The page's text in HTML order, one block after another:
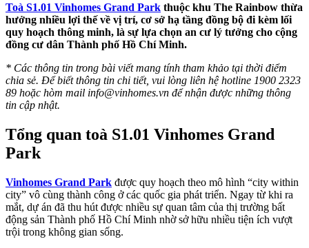
Toà S1.01 Vinhomes Grand Park thuộc khu The Rainbow thừa
hưởng nhiều lợi thế về vị trí, cơ sở hạ tầng đồng bộ đi kèm lối
quy hoạch thông minh, là sự lựa chọn an cư lý tưởng cho cộng
đồng cư dân Thành phố Hồ Chí Minh.
* Các thông tin trong bài viết mang tính tham khảo tại thời điểm
chia sẻ. Để biết thông tin chi tiết, vui lòng liên hệ hotline 1900 2323
89 hoặc hòm mail info@vinhomes.vn để nhận được những thông
tin cập nhật.
Tổng quan toà S1.01 Vinhomes Grand
Park
Vinhomes Grand Park được quy hoạch theo mô hình “city within
city” vô cùng thành công ở các quốc gia phát triển. Ngay từ khi ra
mắt, dự án đã thu hút được nhiều sự quan tâm của thị trường bất
động sản Thành phố Hồ Chí Minh nhờ sở hữu nhiều tiện ích vượt
trội trong không gian sống.